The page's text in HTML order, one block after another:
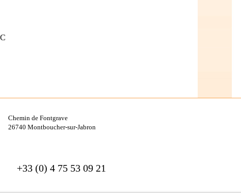
Chemin de Fontgrave
26740 Montboucher-sur-Jabron
+33 (0) 4 75 53 09 21